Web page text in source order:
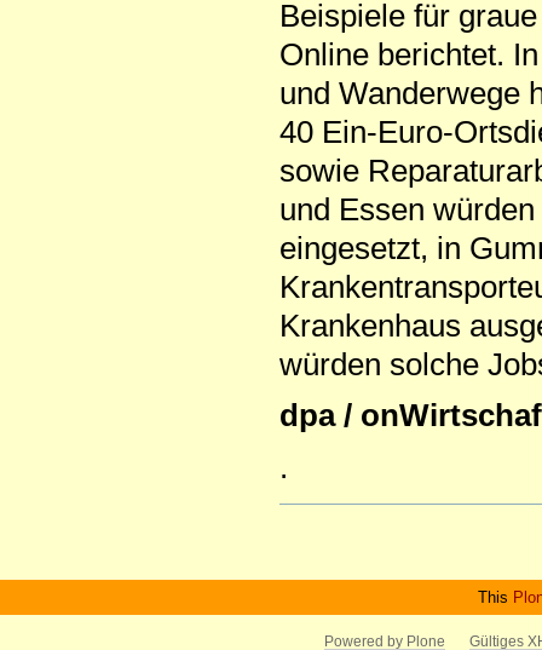
Beispiele für
Online berichtet.
und Wanderwege
40 Ein-Euro-
sowie
und Essen
eingesetzt, in
Krankenhaus
würden solche
dpa /
.
This
Powered by Plone Gültiges